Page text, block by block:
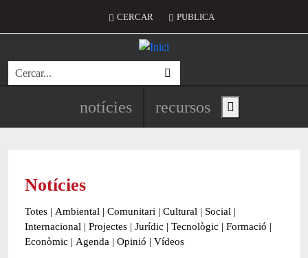
Menú del compte d'usuari
CERCAR PUBLICA
Cerca
Navegació principal de
notícies recursos Show main menu
Notícies
Totes | Ambiental | Comunitari | Cultural | Social |
Internacional | Projectes | Jurídic | Tecnològic | Formació |
Econòmic | Agenda | Opinió | Vídeos